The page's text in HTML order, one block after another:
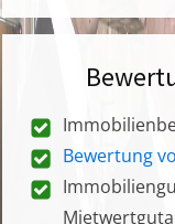
Bewertung